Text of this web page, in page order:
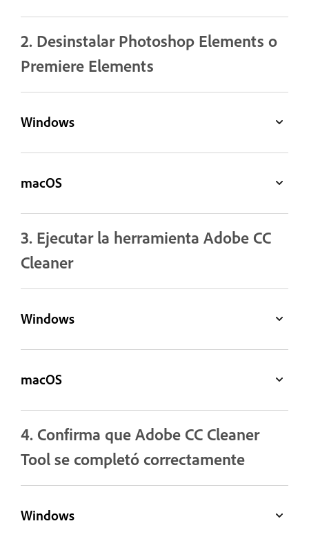
2. Desinstalar Photoshop Elements o
Premiere Elements
Windows
macOS
3. Ejecutar la herramienta Adobe CC
Cleaner
Windows
macOS
4. Confirma que Adobe CC Cleaner
Tool se completó correctamente
Windows